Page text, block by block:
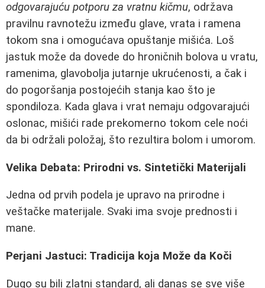
odgovarajuću potporu za vratnu kičmu, održava
pravilnu ravnotežu između glave, vrata i ramena
tokom sna i omogućava opuštanje mišića. Loš
jastuk može da dovede do hroničnih bolova u vratu,
ramenima, glavobolja jutarnje ukrućenosti, a čak i
do pogoršanja postojećih stanja kao što je
spondiloza. Kada glava i vrat nemaju odgovarajući
oslonac, mišići rade prekomerno tokom cele noći
da bi održali položaj, što rezultira bolom i umorom.
Velika Debata: Prirodni vs. Sintetički Materijali
Jedna od prvih podela je upravo na prirodne i
veštačke materijale. Svaki ima svoje prednosti i
mane.
Perjani Jastuci: Tradicija koja Može da Koči
Dugo su bili zlatni standard, ali danas se sve više